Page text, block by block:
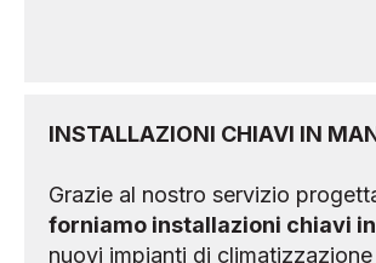
INSTALLAZIONI CHIAVI IN
Grazie al nostro servizio
forniamo installazioni chiavi
nuovi impianti di